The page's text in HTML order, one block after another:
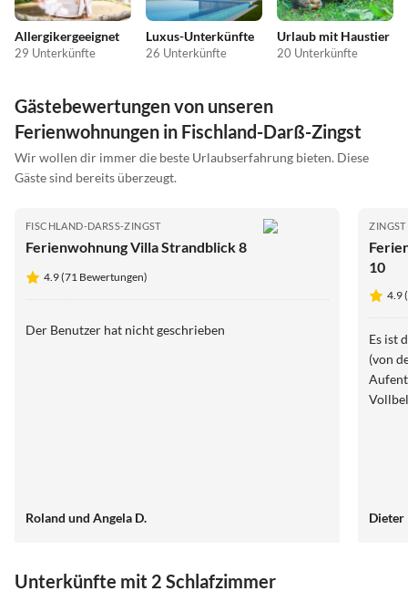
Allergikergeeignet
29 Unterkünfte
Luxus-Unterkünfte
26 Unterkünfte
Urlaub mit Haustier
20 Unterkünfte
Gästebewertungen von unseren
Ferienwohnungen in Fischland-Darß-Zingst
Wir wollen dir immer die beste Urlaubserfahrung bieten. Diese
Gäste sind bereits überzeugt.
FISCHLAND-DARSS-ZINGST
Ferienwohnung Villa Strandblick 8
4.9 (71 Bewertungen)
Der Benutzer hat nicht geschrieben
Roland und Angela D.
ZINGST
10
4.9
Es ist
(von
Dieter
Unterkünfte mit 2 Schlafzimmer